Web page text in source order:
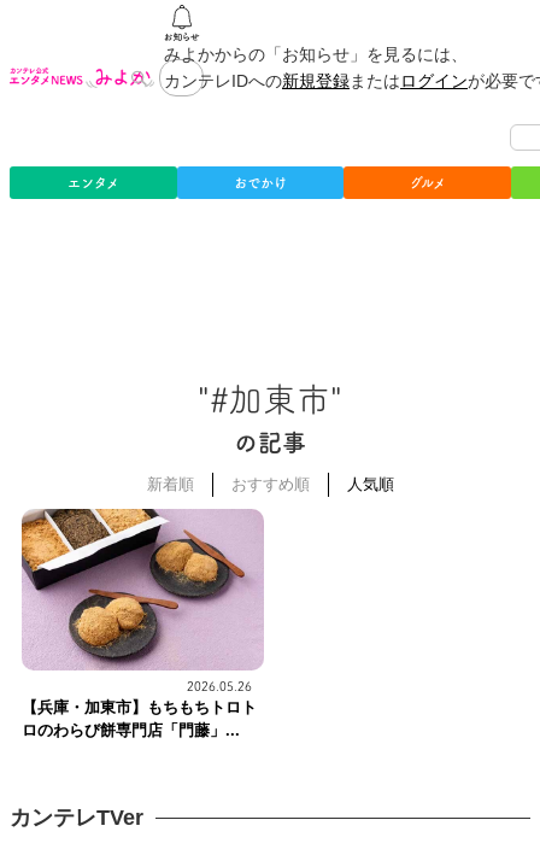
みよかからの「お知らせ」を見るには、
カンテレIDへの新規登録またはログインが必要
エンタメ おでかけ グルメ
"#加東市"
の記事
新着順 おすすめ順 人気順
2026.05.26
【兵庫・加東市】もちもちトロト
ロのわらび餅専門店「門藤」...
カンテレTVer